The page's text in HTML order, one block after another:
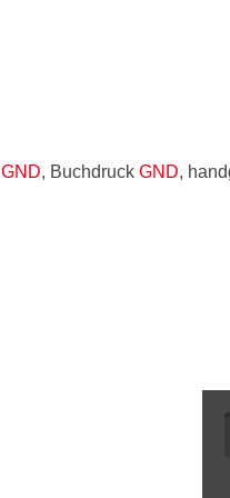
GND, Buchdruck GND,